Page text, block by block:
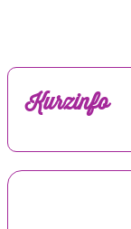
Kurzinfo